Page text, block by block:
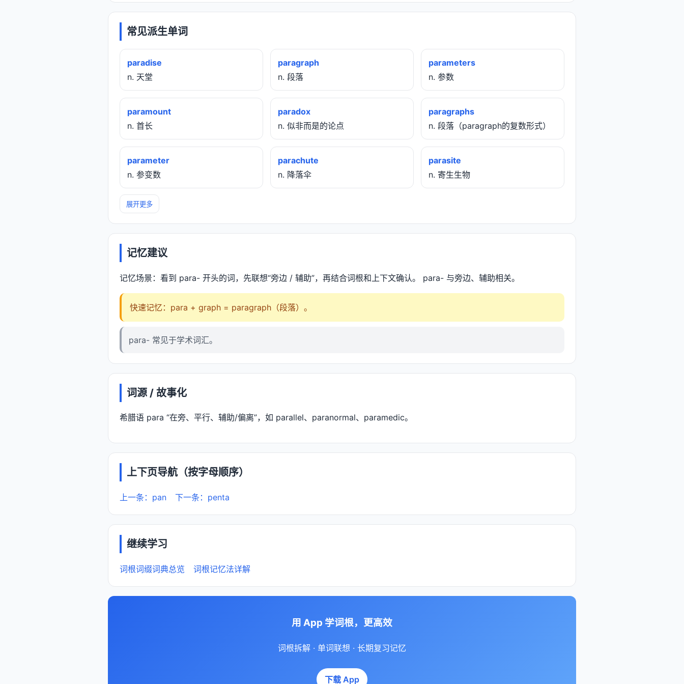
常见派生单词
paradise
n. 天堂
paragraph
n. 段落
parameters
n. 参数
paramount
n. 首长
paradox
n. 似非而是的论点
paragraphs
n. 段落（paragraph的复数形式）
parameter
n. 参变数
parachute
n. 降落伞
parasite
n. 寄生生物
展开更多
记忆建议
记忆场景：看到 para- 开头的词，先联想“旁边 / 辅助”，再结合词根和上下文确认。 para- 与旁边、辅助相关。
快速记忆：para + graph = paragraph（段落）。
para- 常见于学术词汇。
词源 / 故事化
希腊语 para “在旁、平行、辅助/偏离”，如 parallel、paranormal、paramedic。
上下页导航（按字母顺序）
上一条：pan 下一条：penta
继续学习
词根词缀词典总览 词根记忆法详解
用 App 学词根，更高效
词根拆解 · 单词联想 · 长期复习记忆
下载 App